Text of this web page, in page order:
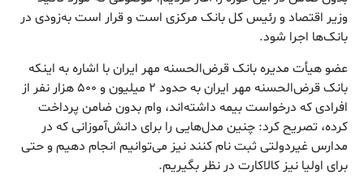
وزیر اقتصاد و رئیس کل بانک مرکزی است و قرار است به‌زودی در
بانک‌ها اجرا شود.
عضو هیأت مدیره بانک قرض‌الحسنه مهر ایران با اشاره به اینکه
بانک قرض‌الحسنه مهر ایران به حدود ۲ میلیون و ۵۰۰ هزار نفر از
افرادی که درخواست بیمه داشته‌اند، وام بدون ضامن پرداخت
کرده، تصریح کرد: چنین مدل‌هایی را برای دانش‌آموزانی که در
مدارس غیردولتی ثبت نام کنند نیز می‌توانیم انجام دهیم و حتی
برای اولیا نیز کالاکارت در نظر بگیریم.